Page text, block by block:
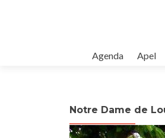
Agenda Apel
Notre Dame de